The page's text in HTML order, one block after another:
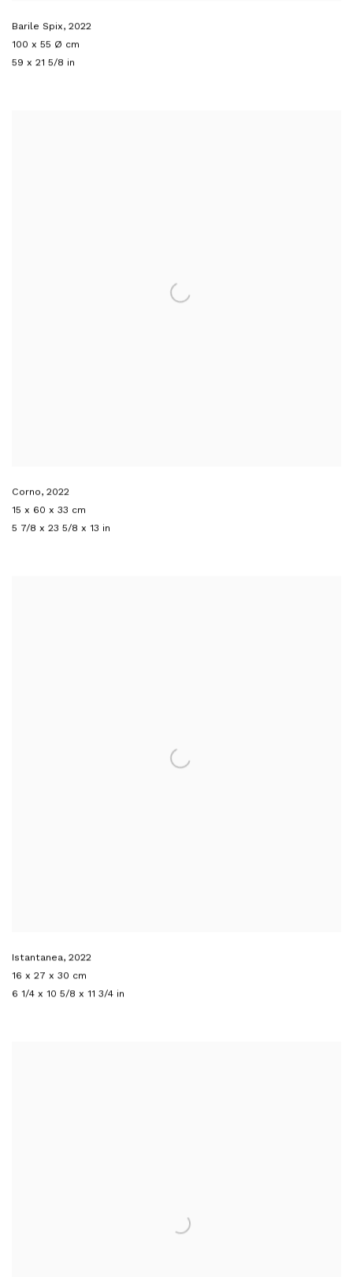
Barile Spix, 2022
100 x 55 Ø cm
59 x 21 5/8 in
Corno, 2022
15 x 60 x 33 cm
5 7/8 x 23 5/8 x 13 in
Istantanea, 2022
16 x 27 x 30 cm
6 1/4 x 10 5/8 x 11 3/4 in